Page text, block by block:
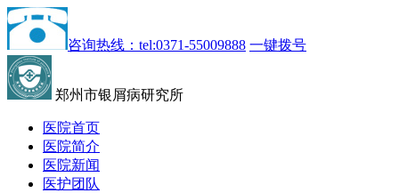
咨询热线：tel:0371-55009888 一键拨号
郑州市银屑病研究所
医院首页
医院简介
医院新闻
医护团队